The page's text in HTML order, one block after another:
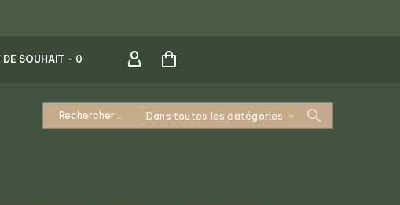
DE SOUHAIT – 0
Dans toutes les catégories